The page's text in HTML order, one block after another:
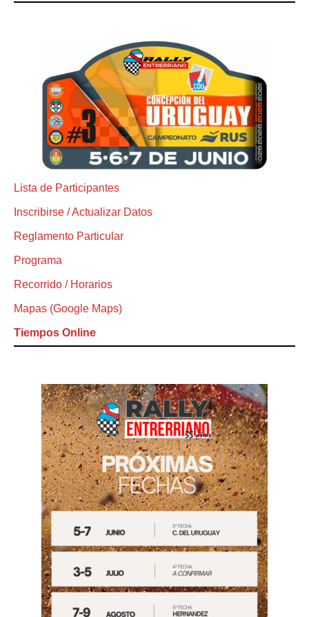
Lista de Participantes
Inscribirse / Actualizar Datos
Reglamento Particular
Programa
Recorrido / Horarios
Mapas (Google Maps)
Tiempos Online